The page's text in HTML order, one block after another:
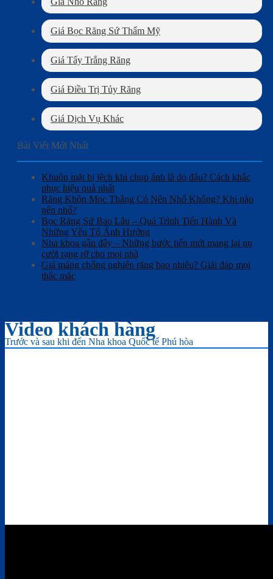
Giá Bọc Răng Sứ Thẩm Mỹ
Giá Tẩy Trắng Răng
Giá Điều Trị Tủy Răng
Giá Dịch Vụ Khác
Bài Viết Mới Nhất
Khuôn mặt bị lệch khi chụp ảnh là do đâu? Cách khắc
phục hiệu quả nhất
Răng Khôn Mọc Thẳng Có Nên Nhổ Không? Khi nào
nên nhổ?
Bọc Răng Sứ Bao Lâu – Quá Trình Tiến Hành Và
Những Yếu Tố Ảnh Hưởng
Nha khoa gần đây – Những bước tiến mới mang lại nụ
cười rạng rỡ cho mọi nhà
Giá máng chống nghiến răng bao nhiêu? Giải đáp mọi
thắc mắc
Video khách hàng
Trước và sau khi đến Nha khoa Quốc tế Phú hòa